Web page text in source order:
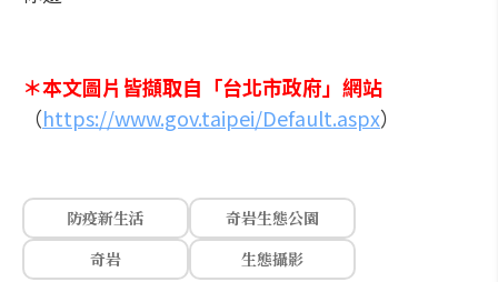
＊本文圖片皆擷取自「台北市政府」網站
（https://www.gov.taipei/Default.aspx）
防疫新生活
奇岩生態公園
奇岩
生態攝影